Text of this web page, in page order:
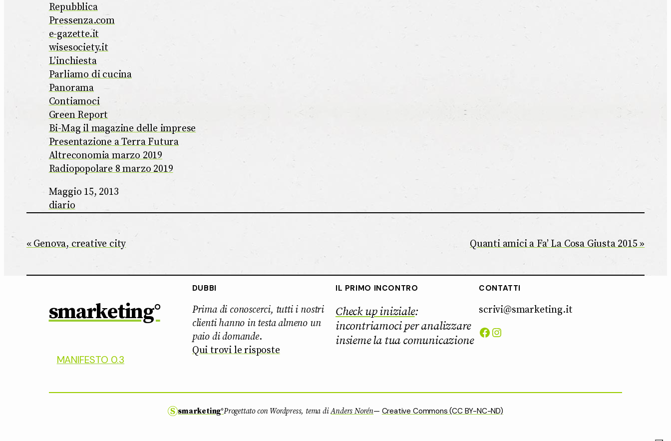
Repubblica
Pressenza.com
e-gazette.it
wisesociety.it
L’inchiesta
Parliamo di cucina
Panorama
Contiamoci
Green Report
Bi-Mag il magazine delle imprese
Presentazione a Terra Futura
Altreconomia marzo 2019
Radiopopolare 8 marzo 2019
Maggio 15, 2013
diario
Genova, creative city Quanti amici a Fa’ La Cosa Giusta 2015
smarketing°
MANIFESTO 0.3
DUBBI
Prima di conoscerci, tutti i nostri
clienti hanno in testa almeno un
paio di domande.
Qui trovi le risposte
IL PRIMO INCONTRO
Check up iniziale:
incontriamoci per analizzare
insieme la tua comunicazione
CONTATTI
scrivi@smarketing.it
Facebook Instagram
smarketing°Progettato con Wordpress, tema diAnders Norén— Creative Commons (CC BY-NC-ND)